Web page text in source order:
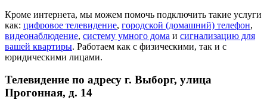
Кроме интернета, мы можем помочь подключить такие услуги
как: цифровое телевидение, городской (домашний) телефон,
видеонаблюдение, систему умного дома и сигнализацию для
вашей квартиры. Работаем как с физическими, так и с
юридическими лицами.
Телевидение по адресу г. Выборг, улица
Прогонная, д. 14